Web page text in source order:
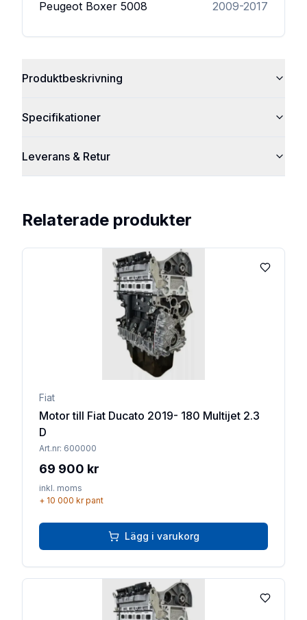
Peugeot Boxer 5008 2009-2017
Produktbeskrivning
Specifikationer
Leverans & Retur
Relaterade produkter
Lägg till
Fiat
Motor till Fiat Ducato 2019- 180 Multijet 2.3
D
Art.nr: 600000
69 900 kr
inkl. moms
+ 10 000 krpant
Lägg i varukorg
Lägg till